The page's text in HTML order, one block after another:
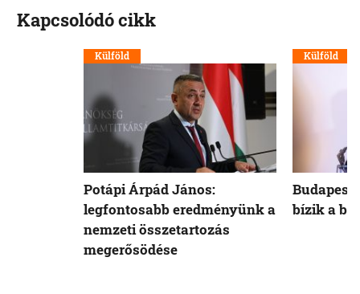
Kapcsolódó cikk
Külföld
Potápi Árpád János:
legfontosabb eredményünk a
nemzeti összetartozás
megerősödése
Külföld
Budapest
bízik a